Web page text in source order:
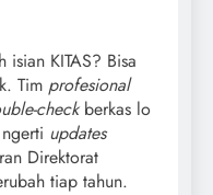
isian KITAS? Bisa
Tim profesional
checkberkas lo
updates
Direktorat
tiap tahun.